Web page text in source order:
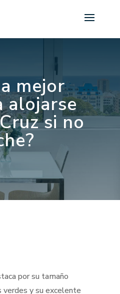
mejor
alojarse
si no
por su tamaño
verdes y su excelente